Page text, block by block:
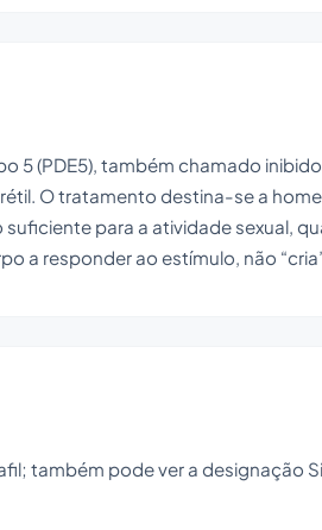
5 (PDE5), também chamado
O tratamento destina-se a
para a atividade sexual,
a responder ao estímulo, não
também pode ver a designação